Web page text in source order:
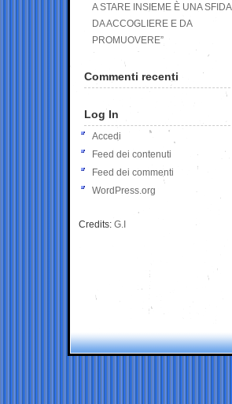
A STARE INSIEME È UNA SFIDA
DA ACCOGLIERE E DA
PROMUOVERE”
Commenti recenti
Log In
Accedi
Feed dei contenuti
Feed dei commenti
WordPress.org
Credits: G.I